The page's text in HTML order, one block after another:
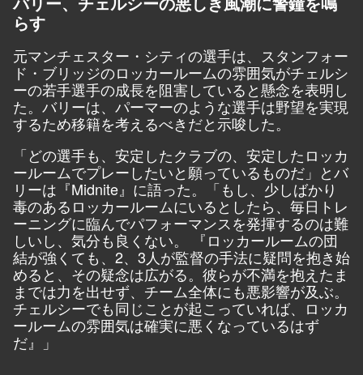
らす
元マンチェスター・シティの選手は、スタンフォー
ド・ブリッジのロッカールームの雰囲気がチェルシ
ーの若手選手の成長を阻害していると懸念を表明し
た。バリーは、パーマーのような選手は野望を実現
するため移籍を考えるべきだと示唆した。
「どの選手も、安定したクラブの、安定したロッカ
ールームでプレーしたいと願っているものだ」とバ
リーは 『Midnite』 に語った。「もし、少しばかり
毒のあるロッカールームにいるとしたら、毎日トレ
ーニングに臨んでパフォーマンスを発揮するのは難
しいし、気分も良くない。 『ロッカールームの団
結が強くても、2、3人が監督の手法に疑問を抱き始
めると、その疑念は広がる。彼らが不満を抱えたま
までは力を出せず、チーム全体にも悪影響が及ぶ。
チェルシーでも同じことが起こっていれば、ロッカ
ールームの雰囲気は確実に悪くなっているはず
だ』」